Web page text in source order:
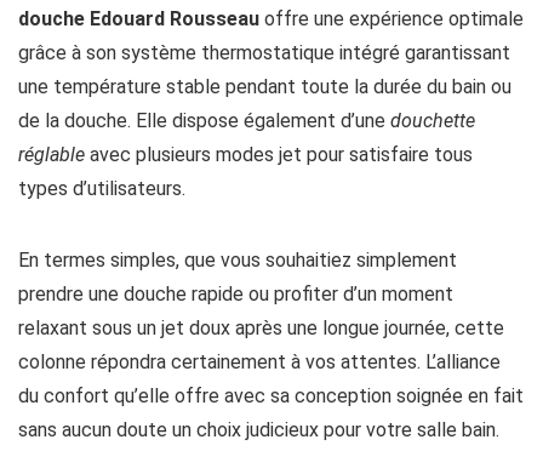
douche Edouard Rousseau offre une expérience optimale
grâce à son système thermostatique intégré garantissant
une température stable pendant toute la durée du bain ou
de la douche. Elle dispose également d’une douchette
réglable avec plusieurs modes jet pour satisfaire tous
types d’utilisateurs.
En termes simples, que vous souhaitiez simplement
prendre une douche rapide ou profiter d’un moment
relaxant sous un jet doux après une longue journée, cette
colonne répondra certainement à vos attentes. L’alliance
du confort qu’elle offre avec sa conception soignée en fait
sans aucun doute un choix judicieux pour votre salle bain.